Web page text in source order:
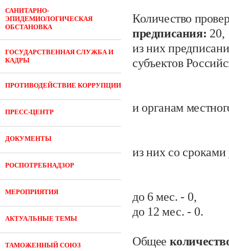
САНИТАРНО-
ЭПИДЕМИОЛОГИЧЕСКАЯ
ОБСТАНОВКА
ГОСУДАРСТВЕННАЯ СЛУЖБА И
КАДРЫ
ПРОТИВОДЕЙСТВИЕ КОРРУПЦИИ
ПРЕСС-ЦЕНТР
ДОКУМЕНТЫ
РОСПОТРЕБНАДЗОР
МЕРОПРИЯТИЯ
АКТУАЛЬНЫЕ ТЕМЫ
ТАМОЖЕННЫЙ СОЮЗ
Количество
предписания: 20,
из них
субъектов
и органам
из них со
до 6мес. - 0,
до 12 мес. - 0.
Общее